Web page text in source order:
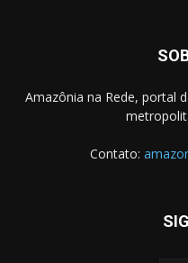
Amazônia na Rede, portal
Contato: